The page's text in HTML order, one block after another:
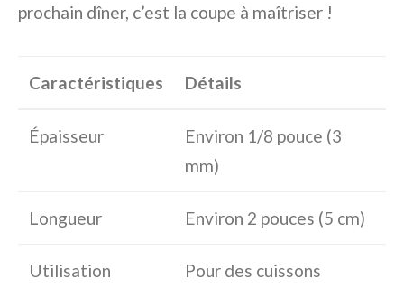
prochain dîner, c’est la coupe à maîtriser !
Caractéristiques Détails
Épaisseur
Environ 1/8 pouce (3
mm)
Longueur Environ 2 pouces (5 cm)
Utilisation
Pour des cuissons